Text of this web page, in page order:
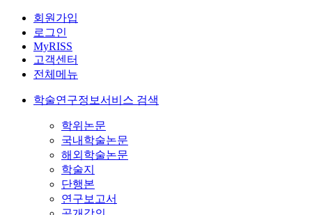
회원가입
로그인
MyRISS
고객센터
전체메뉴
학술연구정보서비스 검색
학위논문
국내학술논문
해외학술논문
학술지
단행본
연구보고서